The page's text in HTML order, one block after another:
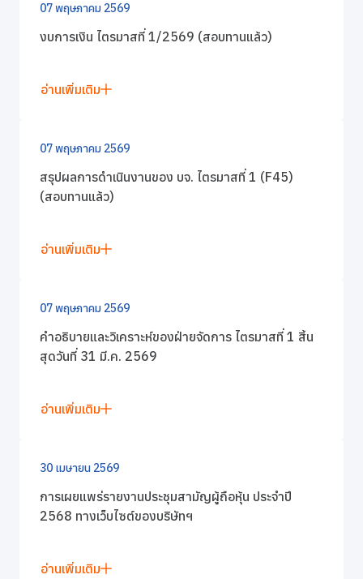
07 พฤษภาคม 2569
งบการเงิน ไตรมาสที่ 1/2569 (สอบทานแล้ว)
อ่านเพิ่มเติม
07 พฤษภาคม 2569
สรุปผลการดำเนินงานของ บจ. ไตรมาสที่ 1 (F45)
(สอบทานแล้ว)
อ่านเพิ่มเติม
07 พฤษภาคม 2569
คำอธิบายและวิเคราะห์ของฝ่ายจัดการ ไตรมาสที่ 1 สิ้น
สุดวันที่ 31 มี.ค. 2569
อ่านเพิ่มเติม
30 เมษายน 2569
การเผยแพร่รายงานประชุมสามัญผู้ถือหุ้น ประจำปี
2568 ทางเว็บไซต์ของบริษัทฯ
อ่านเพิ่มเติม